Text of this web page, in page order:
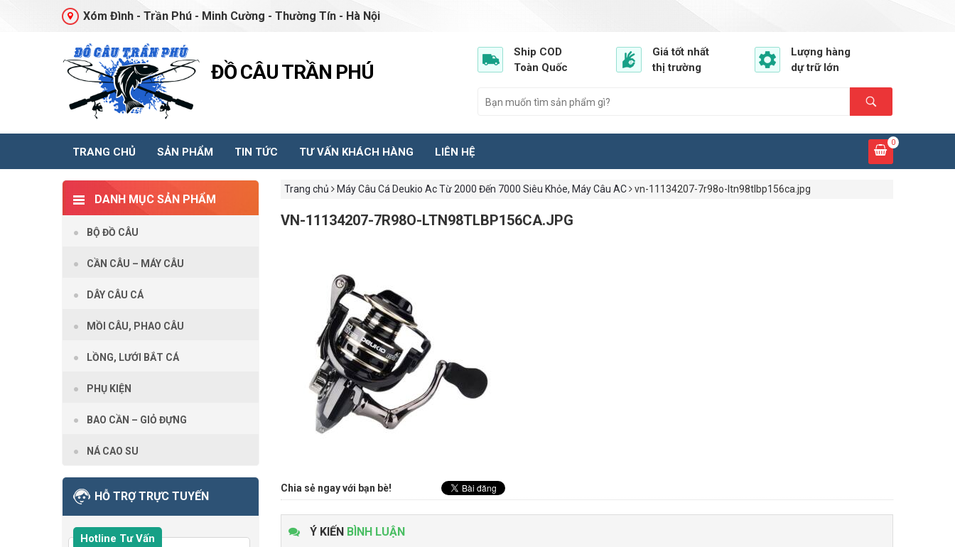
Xóm Đình - Trần Phú - Minh Cường - Thường Tín - Hà Nội
ĐỒ CÂU TRẦN PHÚ
Ship COD
Toàn Quốc
Giá tốt nhất
thị trường
Lượng hàng
dự trữ lớn
TRANG CHỦ SẢN PHẨM TIN TỨC TƯ VẤN KHÁCH HÀNG LIÊN HỆ
0
Trang chủ Máy Câu Cá Deukio Ac Từ 2000 Đến 7000 Siêu Khỏe, Máy Câu AC vn-11134207-7r98o-ltn98tlbp156ca.jpg
VN-11134207-7R98O-LTN98TLBP156CA.JPG
Chia sẻ ngay với bạn bè!
Ý KIẾN BÌNH LUẬN
DANH MỤC SẢN PHẨM
BỘ ĐỒ CÂU
CẦN CÂU – MÁY CÂU
DÂY CÂU CÁ
MỒI CÂU, PHAO CÂU
LỒNG, LƯỚI BẮT CÁ
PHỤ KIỆN
BAO CẦN – GIỎ ĐỰNG
NÁ CAO SU
HỖ TRỢ TRỰC TUYẾN
Hotline Tư Vấn